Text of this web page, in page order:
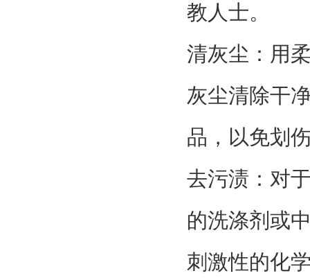
教人士。
清灰尘：用
灰尘清除干
品，以免划
去污渍：对
的洗涤剂或
刺激性的化